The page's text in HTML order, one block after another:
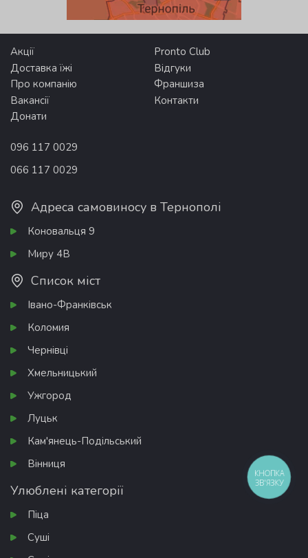
Акції
Pronto Club
Доставка їжі
Відгуки
Про компанію
Франшиза
Вакансії
Контакти
Донати
096 117 0029
066 117 0029
Адреса самовиносу в Тернополі
Коновальця 9
Миру 4В
Список міст
Івано-Франківськ
Коломия
Чернівці
Хмельницький
Ужгород
Луцьк
Кам'янець-Подільський
Вінниця
Улюблені категорії
Піца
Суші
КНОПКА
ЗВ'ЯЗКУ